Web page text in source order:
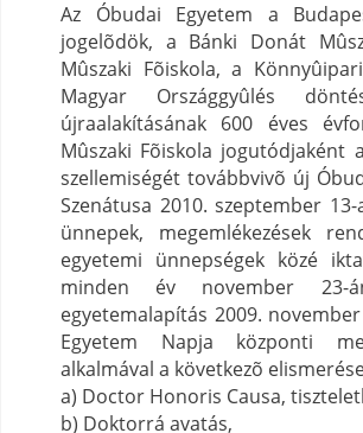
Az Óbudai Egyetem a
jogelõdök, a Bánki Donát
Mûszaki Fõiskola, a
Magyar Országgyûlés
újraalakításának 600 éves
Mûszaki Fõiskola jogutódjaként
szellemiségét továbbvivõ új
Szenátusa 2010. szeptember
ünnepek, megemlékezések
egyetemi ünnepségek közé
minden év november 23-
egyetemalapítás 2009.
Egyetem Napja központi
alkalmával a következõ
a) Doctor Honoris Causa,
b) Doktorrá avatás,